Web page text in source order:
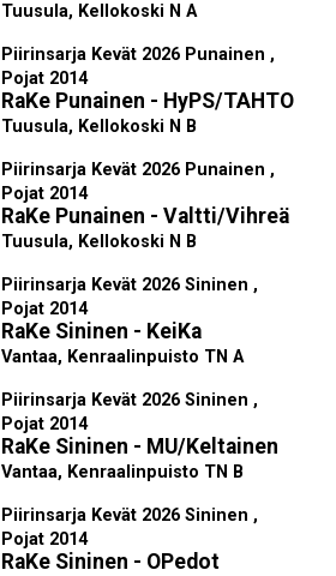
Tuusula, Kellokoski N A
Piirinsarja Kevät 2026 Punainen ,
Pojat 2014
RaKe Punainen - HyPS/TAHTO
Tuusula, Kellokoski N B
Piirinsarja Kevät 2026 Punainen ,
Pojat 2014
RaKe Punainen - Valtti/Vihreä
Tuusula, Kellokoski N B
Piirinsarja Kevät 2026 Sininen ,
Pojat 2014
RaKe Sininen - KeiKa
Vantaa, Kenraalinpuisto TN A
Piirinsarja Kevät 2026 Sininen ,
Pojat 2014
RaKe Sininen - MU/Keltainen
Vantaa, Kenraalinpuisto TN B
Piirinsarja Kevät 2026 Sininen ,
Pojat 2014
RaKe Sininen - OPedot